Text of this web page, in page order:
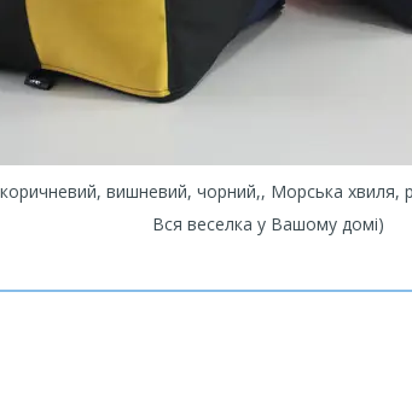
вишневий, чорний,, Морська хвиля,
Вся веселка у Вашому домі)